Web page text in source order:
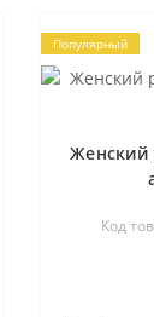
Популярный
Женский
Код